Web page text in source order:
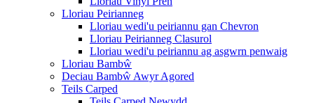
Lloriau Peirianneg
Lloriau wedi'u peiriannu gan Chevron
Lloriau Peirianneg Clasurol
Lloriau wedi'u peiriannu ag asgwrn penwaig
Lloriau Bambŵ
Deciau Bambŵ Awyr Agored
Teils Carped